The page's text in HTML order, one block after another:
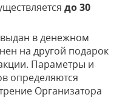
до 30
в денежном
на другой подарок
Параметры и
определяются
Организатора